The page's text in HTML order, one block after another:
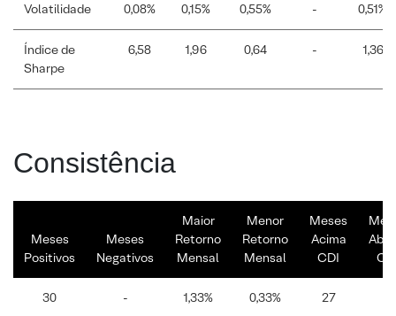
Volatilidade 0,08% 0,15% 0,55% - 0,51%
Índice de
Sharpe
6,58 1,96 0,64 - 1,36
Consistência
Meses
Positivos
Meses
Negativos
Maior
Retorno
Mensal
Menor
Retorno
Mensal
Meses
Acima
CDI
30 - 1,33% 0,33% 27